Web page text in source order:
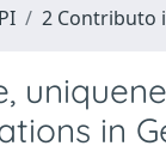
2 Contributo
in